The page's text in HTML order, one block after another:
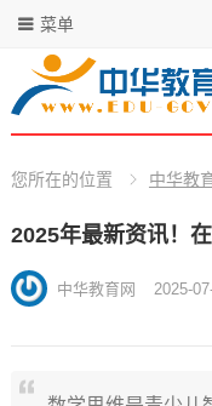
菜单
您所在的位置 中华教
2025年最新资讯！
中华教育网 2025-